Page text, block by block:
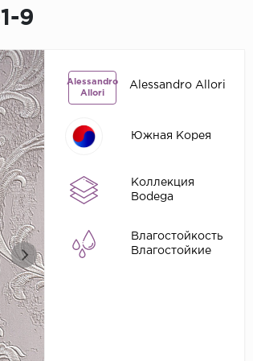
9
Alessandro
Allori
Alessandro Allori
Южная Корея
Коллекция
Bodega
Влагостойкость
Влагостойкие